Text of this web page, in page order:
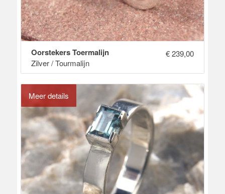
Oorstekers Toermalijn
Zilver / Tourmalijn
€239,00
Meer details